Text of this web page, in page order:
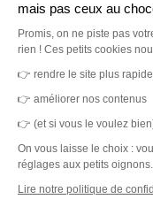
MerciYanis centralise
Une plateforme unique
durables et une
DET
mais pas ceux au
Promis, on ne piste pas
rien ! Ces petits cookies
👉 rendre le site plus rapide
👉 améliorer nos contenus
👉 (et si vous le voulez
On vous laisse le choix :
réglages aux petits oignons.
Lire notre politique de